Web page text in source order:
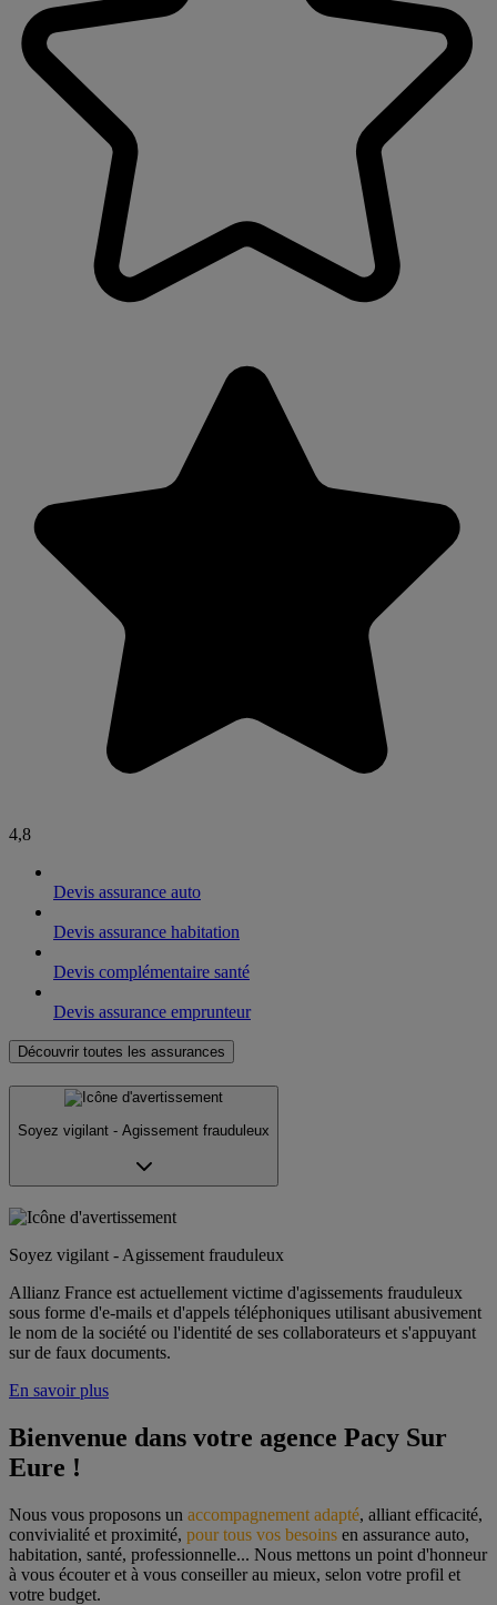
4,8
Devis assurance auto
Devis assurance habitation
Devis complémentaire santé
Devis assurance emprunteur
Découvrir toutes les assurances
Soyez vigilant - Agissement frauduleux
Soyez vigilant - Agissement frauduleux
Allianz France est actuellement victime d'agissements frauduleux
sous forme d'e-mails et d'appels téléphoniques utilisant abusivement
le nom de la société ou l'identité de ses collaborateurs et s'appuyant
sur de faux documents.
En savoir plus
Bienvenue dans votre agence Pacy Sur
Eure !
Nous vous proposons un accompagnement adapté, alliant efficacité,
convivialité et proximité, pour tous vos besoins en assurance auto,
habitation, santé, professionnelle... Nous mettons un point d'honneur
à vous écouter et à vous conseiller au mieux, selon votre profil et
votre budget.